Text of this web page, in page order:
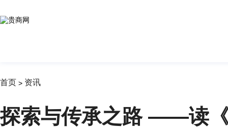
首页 > 资讯
探索与传承之路 ——读